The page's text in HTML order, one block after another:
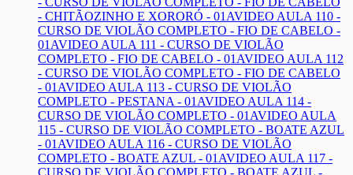
- CHITÃOZINHO E XORORÓ - 01AVIDEO AULA 110 -
CURSO DE VIOLÃO COMPLETO - FIO DE CABELO -
01AVIDEO AULA 111 - CURSO DE VIOLÃO
COMPLETO - FIO DE CABELO - 01AVIDEO AULA 112
- CURSO DE VIOLÃO COMPLETO - FIO DE CABELO
- 01AVIDEO AULA 113 - CURSO DE VIOLÃO
COMPLETO - PESTANA - 01AVIDEO AULA 114 -
CURSO DE VIOLÃO COMPLETO - 01AVIDEO AULA
115 - CURSO DE VIOLÃO COMPLETO - BOATE AZUL
- 01AVIDEO AULA 116 - CURSO DE VIOLÃO
COMPLETO - BOATE AZUL - 01AVIDEO AULA 117 -
CURSO DE VIOLÃO COMPLETO - BOATE AZUL -